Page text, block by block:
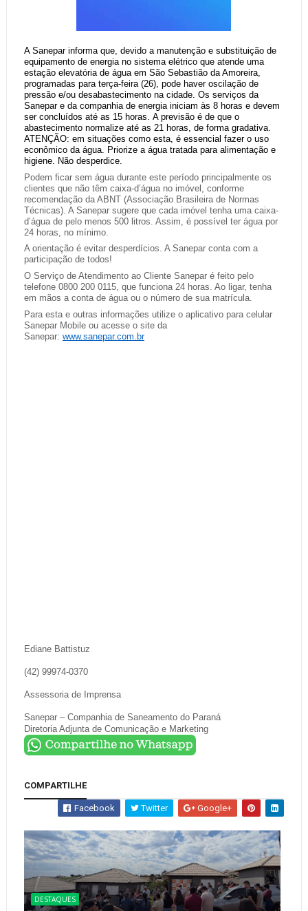
A Sanepar informa que, devido a manutenção e substituição de
equipamento de energia no sistema elétrico que atende uma
estação elevatória de água em São Sebastião da Amoreira,
programadas para terça-feira (26), pode haver oscilação de
pressão e/ou desabastecimento na cidade. Os serviços da
Sanepar e da companhia de energia iniciam às 8 horas e devem
ser concluídos até as 15 horas. A previsão é de que o
abastecimento normalize até as 21horas, de forma gradativa.
ATENÇÃO: em situações como esta, é essencial fazer o uso
econômico da água. Priorize a água tratada para alimentação e
higiene. Não desperdice.
Podem ficar sem água durante este período principalmente os
clientes que não têm caixa-d’água no imóvel, conforme
recomendação da ABNT (Associação Brasileira de Normas
Técnicas). A Sanepar sugere que cada imóvel tenha uma caixa-
d’água de pelo menos 500 litros. Assim, é possível ter água por
24 horas, no mínimo.
A orientação é evitar desperdícios. A Sanepar conta com a
participação de todos!
O Serviço de Atendimento ao Cliente Sanepar é feito pelo
telefone 0800 200 0115, que funciona 24 horas. Ao ligar, tenha
em mãos a conta de água ou o número de sua matrícula.
Para esta e outras informações utilize o aplicativo para celular
Sanepar Mobile ou acesse o site da
Sanepar: www.sanepar.com.br
Ediane Battistuz
(42) 99974-0370
Assessoria de Imprensa
Sanepar – Companhia de Saneamento do Paraná
Diretoria Adjunta de Comunicação e Marketing
COMPARTILHE
Facebook Twitter Google+
DESTAQUES